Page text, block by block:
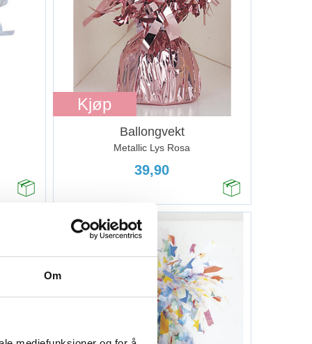
Om
Kjøp
Ballongvekt
Metallic Lys Rosa
39,90